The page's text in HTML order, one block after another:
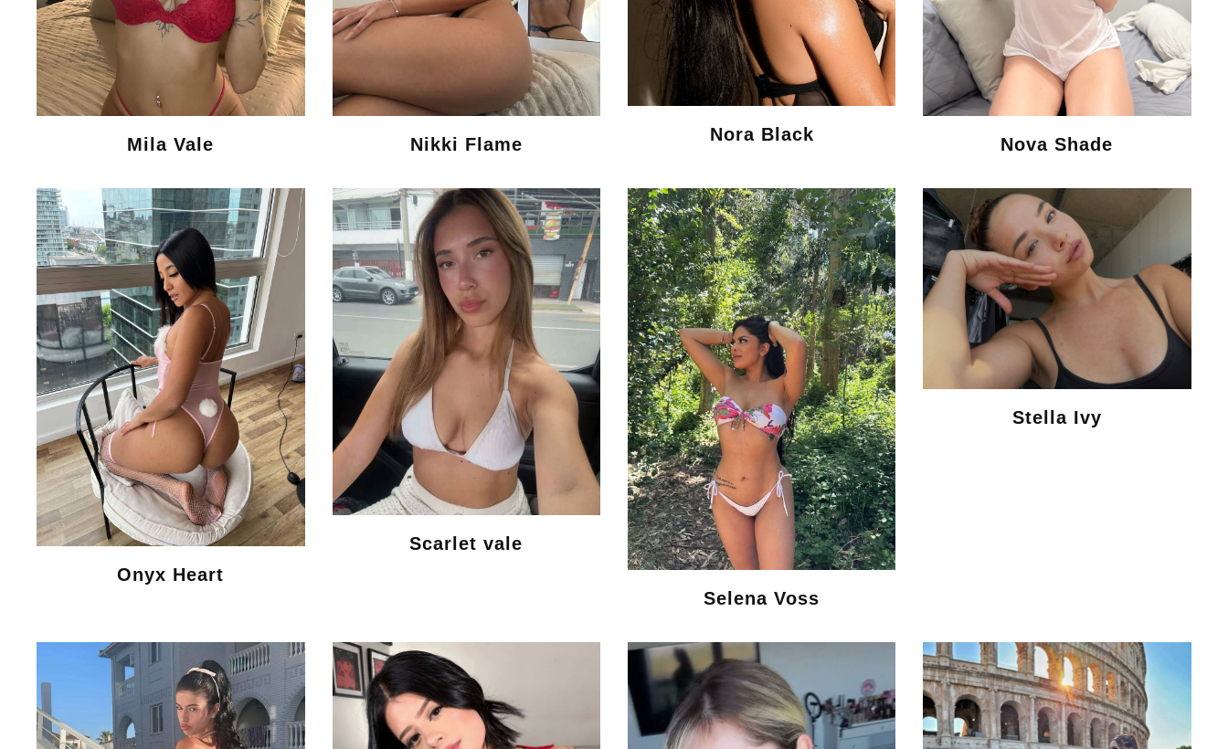
Mila Vale Nikki Flame
Nora Black
Nova Shade
Onyx Heart
Scarlet vale
Selena Voss
Stella Ivy